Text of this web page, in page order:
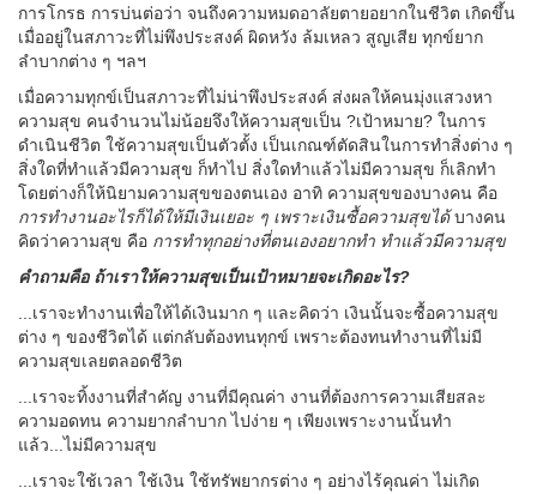
การโกรธ การบ่นต่อว่า จนถึงความหมดอาลัยตายอยากในชีวิต เกิดขึ้น
เมื่ออยู่ในสภาวะที่ไม่พึงประสงค์ ผิดหวัง ล้มเหลว สูญเสีย ทุกข์ยาก
ลำบากต่าง ๆ ฯลฯ
เมื่อความทุกข์เป็นสภาวะที่ไม่น่าพึงประสงค์ ส่งผลให้คนมุ่งแสวงหา
ความสุข คนจำนวนไม่น้อยจึงให้ความสุขเป็น ?เป้าหมาย? ในการ
ดำเนินชีวิต ใช้ความสุขเป็นตัวตั้ง เป็นเกณฑ์ตัดสินในการทำสิ่งต่าง ๆ
สิ่งใดที่ทำแล้วมีความสุข ก็ทำไป สิ่งใดทำแล้วไม่มีความสุข ก็เลิกทำ
โดยต่างก็ให้นิยามความสุขของตนเอง อาทิ ความสุขของบางคน คือ
การทำงานอะไรก็ได้ให้มีเงินเยอะ ๆ เพราะเงินซื้อความสุขได้บางคน
คิดว่าความสุข คือ การทำทุกอย่างที่ตนเองอยากทำ ทำแล้วมีความสุข
คำถามคือ ถ้าเราให้ความสุขเป็นเป้าหมายจะเกิดอะไร?
...เราจะทำงานเพื่อให้ได้เงินมาก ๆ และคิดว่า เงินนั้นจะซื้อความสุข
ต่าง ๆ ของชีวิตได้ แต่กลับต้องทนทุกข์ เพราะต้องทนทำงานที่ไม่มี
ความสุขเลยตลอดชีวิต
...เราจะทิ้งงานที่สำคัญ งานที่มีคุณค่า งานที่ต้องการความเสียสละ
ความอดทน ความยากลำบาก ไปง่าย ๆ เพียงเพราะงานนั้นทำ
แล้ว...ไม่มีความสุข
...เราจะใช้เวลา ใช้เงิน ใช้ทรัพยากรต่าง ๆ อย่างไร้คุณค่า ไม่เกิด